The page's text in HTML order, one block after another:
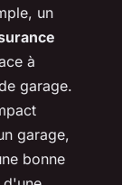
un
à
garage.
garage,
bonne